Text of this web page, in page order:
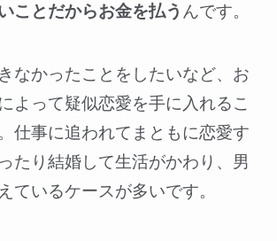
ことだからお金を払う んです。
なかったことをしたいなど、お
よって疑似恋愛を手に入れるこ
仕事に追われてまともに恋愛す
たり結婚して生活がかわり、男
ているケースが多いです。